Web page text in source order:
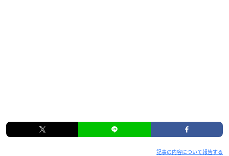
記事の内容について報告する